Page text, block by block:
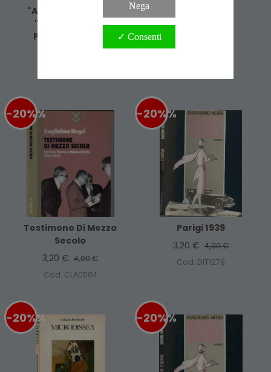
"Alcuni Aspetti Del
""neo-Barocco
Politico"" In Ital"
3,20 €
-20%%
Testimone Di Mezzo
Secolo
3,20 € 4,00 €
Cod. CLA0504
-20%%
Parigi 1939
3,20 € 4,00 €
Cod. DIT1279
-20%% -20%%
Nega
✓ Consenti